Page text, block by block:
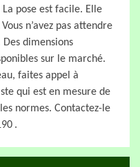
pose est facile. Elle
n’avez pas attendre
Des dimensions
sur le marché.
faites appel à
qui est en mesure de
normes. Contactez-le
.